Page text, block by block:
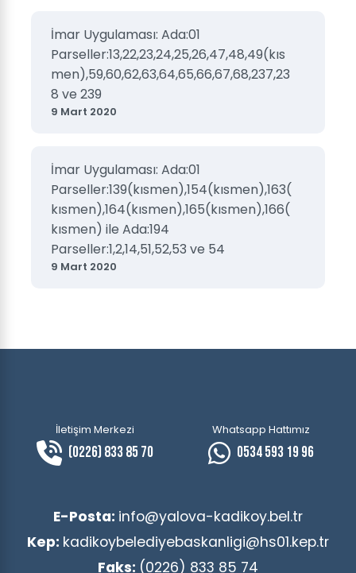
İmar Uygulaması: Ada:01
Parseller:13,22,23,24,25,26,47,48,49(kıs
men),59,60,62,63,64,65,66,67,68,237,23
8 ve 239
9 Mart 2020
İmar Uygulaması: Ada:01
Parseller:139(kısmen),154(kısmen),163(
kısmen),164(kısmen),165(kısmen),166(
kısmen) ile Ada:194
Parseller:1,2,14,51,52,53 ve 54
9 Mart 2020
İletişim Merkezi
(0226) 833 85 70
Whatsapp Hattımız
0534 593 19 96
E-Posta: info@yalova-kadikoy.bel.tr
Kep: kadikoybelediyebaskanligi@hs01.kep.tr
Faks: (0226) 833 85 74